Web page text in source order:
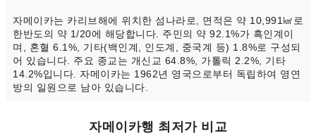
자메이카는 카리브해에 위치한 섬나라로, 면적은 약 10,991㎢로
한반도의 약 1/20에 해당합니다. 주민의 약 92.1%가 흑인계이
며, 혼혈 6.1%, 기타(백인계, 인도계, 중국계 등) 1.8%로 구성되
어 있습니다. 주요 종교는 개신교 64.8%, 가톨릭 2.2%, 기타
14.2%입니다. 자메이카는 1962년 영국으로부터 독립하여 영연
방의 일원으로 남아 있습니다.
자메이카행 최저가 비교